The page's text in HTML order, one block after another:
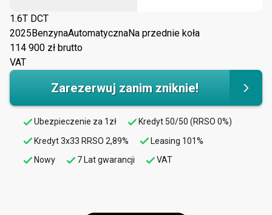
1.6T DCT
2025 BenzynaAutomatycznaNa przednie koła
114 900 zł brutto
VAT
Zarezerwuj zanim zniknie!
Ubezpieczenie za 1zł
Kredyt 50/50 (RRSO 0%)
Kredyt 3x33 RRSO 2,89%
Leasing 101%
Nowy
7 Lat gwarancji VAT